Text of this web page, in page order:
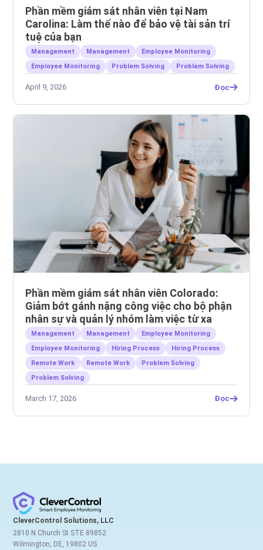
Phần mềm giám sát nhân viên tại Nam
Carolina: Làm thế nào để bảo vệ tài sản trí
tuệ của bạn
Management Management
Employee Monitoring
Employee Monitoring
Problem Solving Problem Solving
April 9, 2026 Đọc
Phần mềm giám sát nhân viên Colorado:
Giảm bớt gánh nặng công việc cho bộ phận
nhân sự và quản lý nhóm làm việc từ xa
Management Management
Employee Monitoring
Employee Monitoring
Hiring Process
Hiring Process
Remote Work
Remote Work
Problem Solving
Problem Solving
March 17, 2026 Đọc
CleverControl Solutions, LLC
2810 N Church St STE 89852
Wilmington, DE, 19802 US